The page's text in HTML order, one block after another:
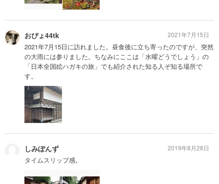
おぴょ44tk
2021年7月15日に訪れました。昼食後に立ち寄ったのですが、突然
の大雨には参りました。ちなみにここは「水曜どうでしょう」の
「日本全国絵ハガキの旅」でも紹介された知る人ぞ知る場所で
す。
2021年7月15日
しみぽんず
タイムスリップ感。
2019年8月28日